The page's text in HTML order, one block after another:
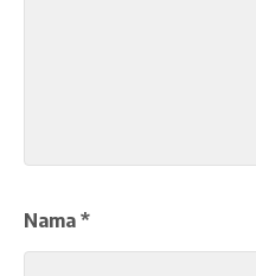
Nama *